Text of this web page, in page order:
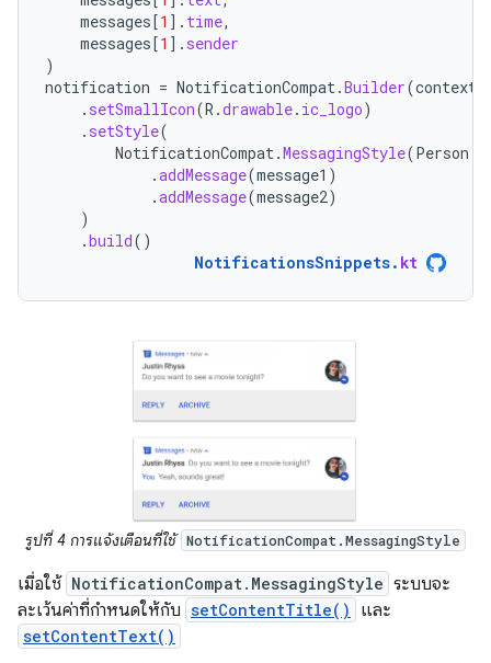
messages[1 ] . time,
messages[1 ] . sender
)
notification = NotificationCompat.Builder(context
. setSmallIcon(R .drawable. ic_logo)
. setStyle(
NotificationCompat.MessagingStyle(Person
.addMessage(message1 )
.addMessage(message2)
)
.build()
NotificationsSnippets. kt
รูปที่ 4 การแจ้งเตือนที่ใช้ NotificationCompat.MessagingStyle
เมื่อใช้ NotificationCompat.MessagingStyle ระบบจะ
ละเว้นค่าที่กำหนดให้กับ setContentTitle() และ
setContentText()